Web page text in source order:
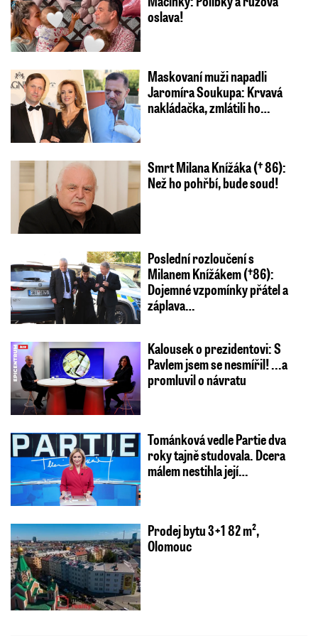
oslava!
Maskovaní muži napadli
Jaromíra Soukupa: Krvavá
nakládačka, zmlátili ho…
Smrt Milana Knížáka († 86):
Než ho pohřbí, bude soud!
Poslední rozloučení s
Milanem Knížákem (†86):
Dojemné vzpomínky přátel a
záplava…
Kalousek o prezidentovi: S
Pavlem jsem se nesmířil! ...a
promluvil o návratu
Tománková vedle Partie dva
roky tajně studovala. Dcera
málem nestihla její…
Prodej bytu 3+1 82 m²,
Olomouc